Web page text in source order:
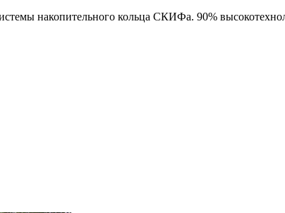
накопительного кольца СКИФа. 90%